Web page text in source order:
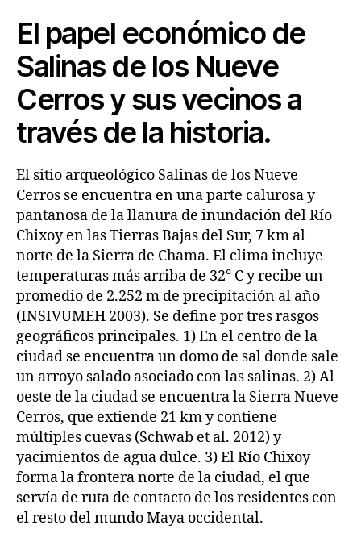
El papel económico de
Salinas de los Nueve
Cerros y sus vecinosa
través de la historia.
El sitio arqueológico Salinas de los Nueve
Cerros se encuentra en una parte calurosa y
pantanosa de la llanura de inundación del Río
Chixoy en las Tierras Bajas del Sur, 7 km al
norte de la Sierra de Chama. El clima incluye
temperaturas más arriba de 32° C y recibe un
promedio de 2.252 m de precipitación al año
(INSIVUMEH 2003). Se define por tres rasgos
geográficos principales. 1) En el centro de la
ciudad se encuentra un domo de sal donde sale
un arroyo salado asociado con las salinas. 2) Al
oeste de la ciudad se encuentra la Sierra Nueve
Cerros, que extiende 21 km y contiene
múltiples cuevas (Schwab et al. 2012) y
yacimientos de agua dulce. 3) El Río Chixoy
forma la frontera norte de la ciudad, el que
servía de ruta de contacto de los residentes con
el resto del mundo Maya occidental.